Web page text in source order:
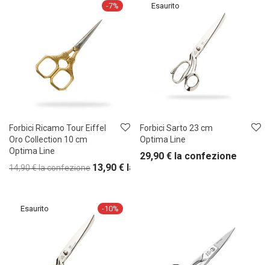
-7%
Forbici Ricamo Tour Eiffel
Oro Collection 10 cm
Optima Line
14,90€la confezione 13,90 € la confezione
Forbici Sarto 23 cm
Optima Line
29,90 € la confezione
-10%